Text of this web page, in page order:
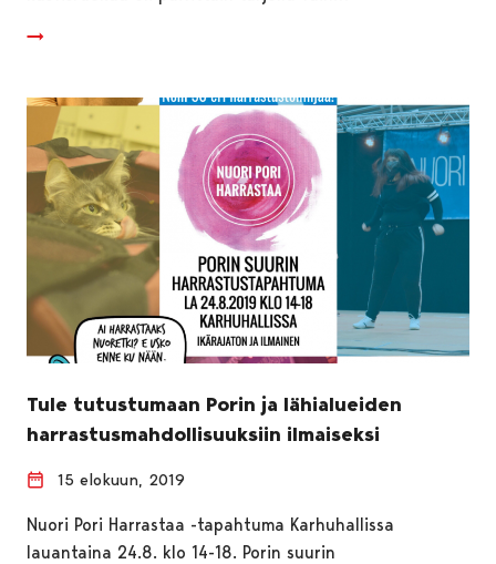
Tule tutustumaan Porin ja lähialueiden
harrastusmahdollisuuksiin ilmaiseksi
15 elokuun, 2019
Nuori Pori Harrastaa -tapahtuma Karhuhallissa
lauantaina 24.8. klo 14-18. Porin suurin